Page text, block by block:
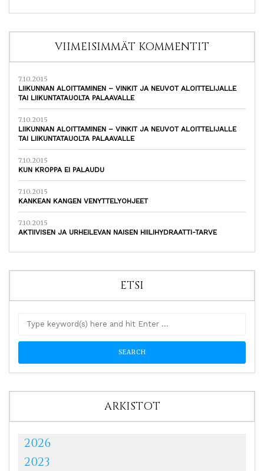
VIIMEISIMMÄT KOMMENTIT
7.10.2015
LIIKUNNAN ALOITTAMINEN – VINKIT JA NEUVOT ALOITTELIJALLE
TAI LIIKUNTATAUOLTA PALAAVALLE
7.10.2015
LIIKUNNAN ALOITTAMINEN – VINKIT JA NEUVOT ALOITTELIJALLE
TAI LIIKUNTATAUOLTA PALAAVALLE
7.10.2015
KUN KROPPA EI PALAUDU
7.10.2015
KANKEAN KANGEN VENYTTELYOHJEET
7.10.2015
AKTIIVISEN JA URHEILEVAN NAISEN HIILIHYDRAATTI-TARVE
ETSI
ARKISTOT
2026
2023